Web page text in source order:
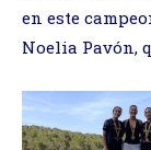
en este
Noelia Pavón,